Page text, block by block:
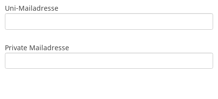
Uni-Mailadresse
Private Mailadresse